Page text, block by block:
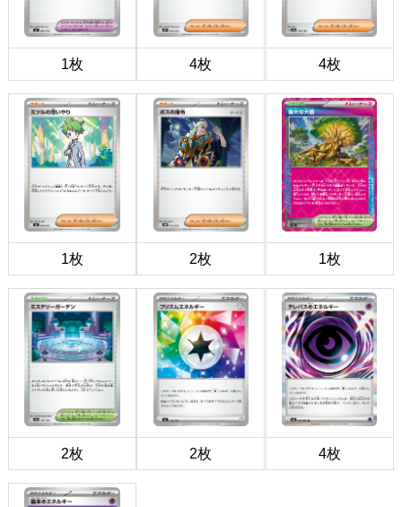
1枚 4枚 4枚
1枚 2枚 1枚
2枚 2枚 4枚